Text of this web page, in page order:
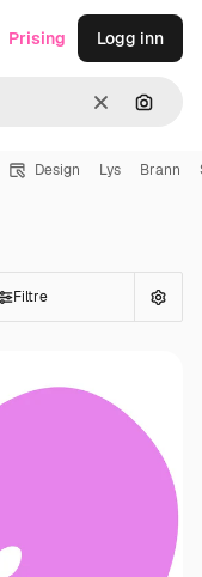
Slett Søk
Prising Logg inn
Design Lys Brann
Filtre